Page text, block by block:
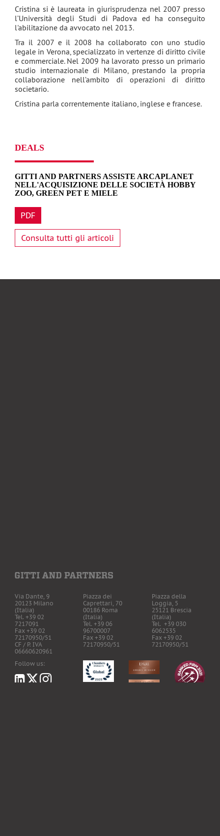
Cristina si è laureata in giurisprudenza nel 2007 presso
l’Università degli Studi di Padova ed ha conseguito
l'abilitazione da avvocato nel 2013.
Tra il 2007 e il 2008 ha collaborato con uno studio
legale in Verona, specializzato in vertenze di diritto civile
e commerciale. Nel 2009 ha lavorato presso un primario
studio internazionale di Milano, prestando la propria
collaborazione nell’ambito di operazioni di diritto
societario.
Cristina parla correntemente italiano, inglese e francese.
DEALS
GITTI AND PARTNERS ASSISTE ARCAPLANET
NELL'ACQUISIZIONE DELLE SOCIETÀ HOBBY
ZOO, GREEN PET E MIELE
PDF
Consulta tutti gli articoli
Via Dante, 9
20123 Milano
(Italia)
Tel. +39 02
7217091
Fax +39 02
72170950/51
CF / P. IVA
06660620961
Piazza dei
Caprettari, 70
00186 Roma
(Italia)
Tel. +39 06
96700007
Fax +39 02
72170950/51
Piazza della
Loggia, 5
25121 Brescia
(Italia)
Tel. +39 030
6062535
Fax +39 02
72170950/51
Follow us: